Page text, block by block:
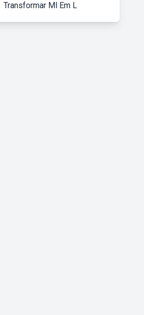
Transformar Ml Em L